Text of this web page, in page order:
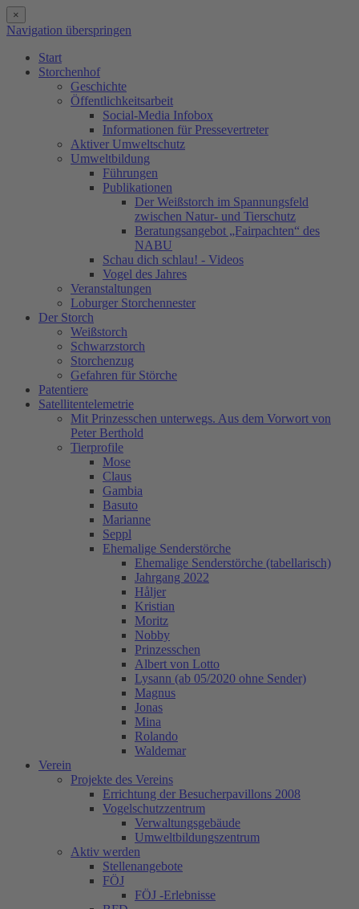
×
Navigation überspringen
Start
Storchenhof
Geschichte
Öffentlichkeitsarbeit
Social-Media Infobox
Informationen für Pressevertreter
Aktiver Umweltschutz
Umweltbildung
Führungen
Publikationen
Der Weißstorch im Spannungsfeld
zwischen Natur- und Tierschutz
Beratungsangebot „Fairpachten“ des
NABU
Schau dich schlau! - Videos
Vogel des Jahres
Veranstaltungen
Loburger Storchennester
Der Storch
Weißstorch
Schwarzstorch
Storchenzug
Gefahren für Störche
Patentiere
Satellitentelemetrie
Mit Prinzesschen unterwegs. Aus dem Vorwort von
Peter Berthold
Tierprofile
Mose
Claus
Gambia
Basuto
Marianne
Seppl
Ehemalige Senderstörche
Ehemalige Senderstörche (tabellarisch)
Jahrgang 2022
Håljer
Kristian
Moritz
Nobby
Prinzesschen
Albert von Lotto
Lysann (ab 05/2020 ohne Sender)
Magnus
Jonas
Mina
Rolando
Waldemar
Verein
Projekte des Vereins
Errichtung der Besucherpavillons 2008
Vogelschutzzentrum
Verwaltungsgebäude
Umweltbildungszentrum
Aktiv werden
Stellenangebote
FÖJ
FÖJ -Erlebnisse